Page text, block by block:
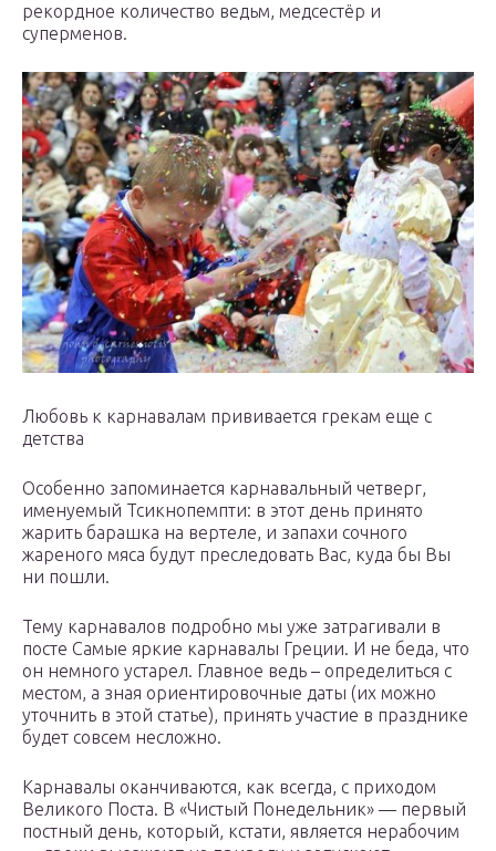
рекордное количество ведьм, медсестёр и
суперменов.
Любовь к карнавалам прививается грекам еще с
детства
Особенно запоминается карнавальный четверг,
именуемый Тсикнопемпти: в этот день принято
жарить барашка на вертеле, и запахи сочного
жареного мяса будут преследовать Вас, куда бы Вы
ни пошли.
Тему карнавалов подробно мы уже затрагивали в
посте Самые яркие карнавалы Греции. И не беда, что
он немного устарел. Главное ведь – определиться с
местом, а зная ориентировочные даты (их можно
уточнить в этой статье), принять участие в празднике
будет совсем несложно.
Карнавалы оканчиваются, как всегда, с приходом
Великого Поста. В «Чистый Понедельник» — первый
постный день, который, кстати, является нерабочим